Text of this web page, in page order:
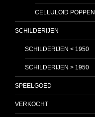
CELLULOID POPPEN
SCHILDERIJEN
SCHILDERIJEN < 1950
SCHILDERIJEN > 1950
SPEELGOED
VERKOCHT